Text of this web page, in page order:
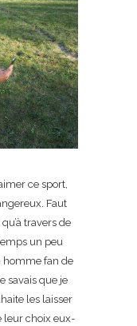
ce sport,
Faut
travers de
un peu
homme fan de
savais que je
les laisser
leur choix eux-